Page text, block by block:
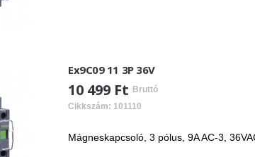
Ex9C09 11 3P 36V
10 499 Ft Bruttó
Cikkszám: 101110
Mágneskapcsoló, 3 pólus, 9A AC-3,